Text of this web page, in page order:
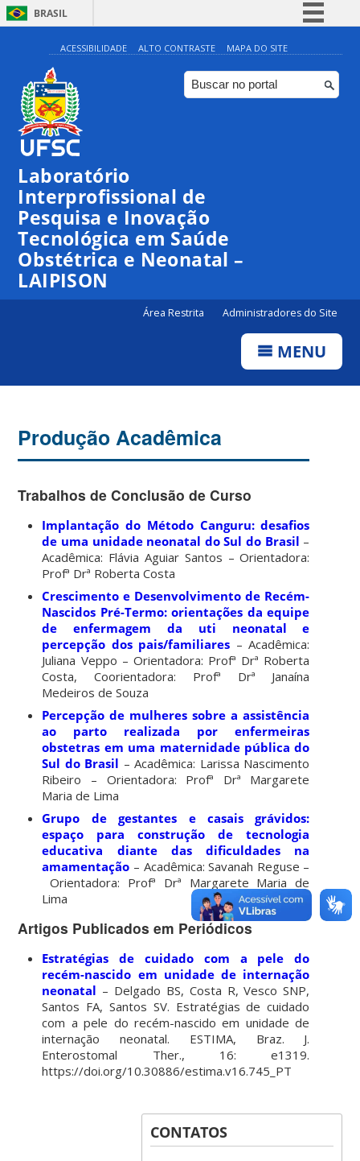
BRASIL
Simplifique!
Comunica BR
Participe
ACESSIBILIDADE ALTO CONTRASTE MAPA DO SITE
Laboratório
Interprofissional de
Pesquisa e Inovação
Tecnológica em Saúde
Obstétrica e Neonatal –
LAIPISON
Área Restrita Administradores do Site
MENU
Produção Acadêmica
Trabalhos de Conclusão de Curso
Implantação do Método Canguru: desafios
de uma unidade neonatal do Sul do Brasil –
Acadêmica: Flávia Aguiar Santos – Orientadora:
Profª Drª Roberta Costa
Crescimento e Desenvolvimento de Recém-
Nascidos Pré-Termo: orientações da equipe
de enfermagem da uti neonatal e
percepção dos pais/familiares – Acadêmica:
Juliana Veppo – Orientadora: Profª Drª Roberta
Costa, Coorientadora: Profª Drª Janaína
Medeiros de Souza
Percepção de mulheres sobre a assistência
ao parto realizada por enfermeiras
obstetras em uma maternidade pública do
Sul do Brasil – Acadêmica: Larissa Nascimento
Ribeiro – Orientadora: Profª Drª Margarete
Maria de Lima
Grupo de gestantes e casais grávidos:
espaço para construção de tecnologia
educativa diante das dificuldades na
amamentação – Acadêmica: Savanah Reguse –
Orientadora: Profª Drª Margarete Maria de
Lima
Artigos Publicados em Periódicos
Estratégias de cuidado com a pele do
recém-nascido em unidade de internação
neonatal – Delgado BS, Costa R, Vesco SNP,
Santos FA, Santos SV. Estratégias de cuidado
com a pele do recém-nascido em unidade de
internação neonatal. ESTIMA, Braz. J.
Enterostomal Ther., 16: e1319.
https://doi.org/10.30886/estima.v16.745_PT
CONTATOS